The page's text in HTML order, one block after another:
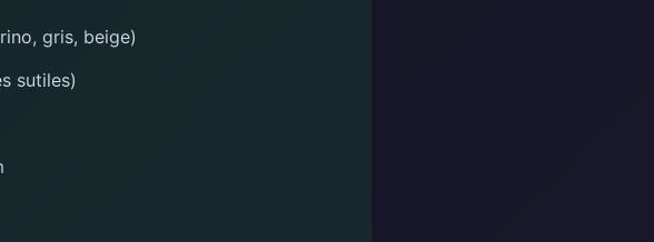
gris, beige)
sutiles)